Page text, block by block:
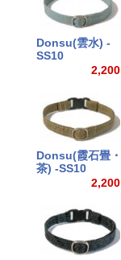
Donsu(雲水) -
SS10
Donsu(霞石畳
茶) -SS10